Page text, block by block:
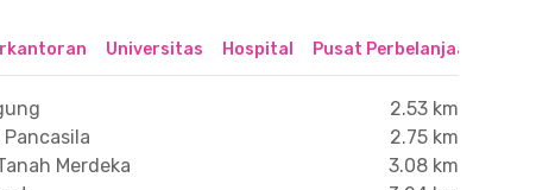
Universitas Hospital Pusat Perbelanjaan &
2.53 km
2.75 km
Merdeka
3.08 km